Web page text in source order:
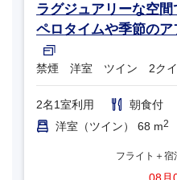
ラグジュアリーな空
ペロタイムや季節のア
禁煙 洋室 ツイン 2クイ
2名1室利用
朝食付
洋室（ツイン） 68 m2
フライト＋
08月